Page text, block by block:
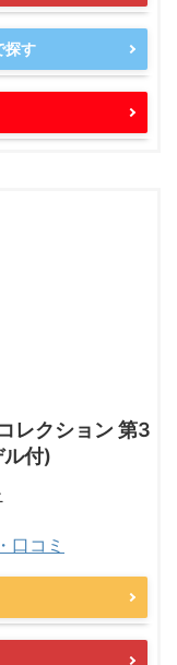
探す
レクション 第3
付)
口コミ